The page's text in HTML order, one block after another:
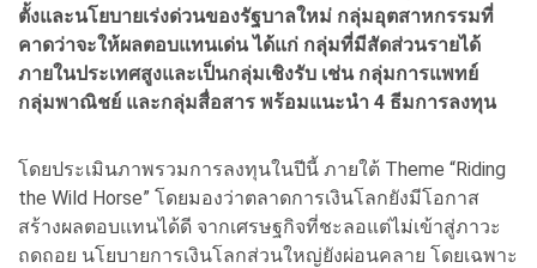
ตั้งและนโยบายเร่งด่วนของรัฐบาลใหม่ กลุ่มอุตสาหกรรมที่
คาดว่าจะให้ผลตอบแทนเด่น ได้แก่ กลุ่มที่มีสัดส่วนรายได้
ภายในประเทศสูงและเป็นกลุ่มเชิงรับ เช่น กลุ่มการแพทย์
กลุ่มพาณิชย์ และกลุ่มสื่อสาร พร้อมแนะนำ 4 ธีมการลงทุน
โดยประเมินภาพรวมการลงทุนในปีนี้ ภายใต้ Theme “Riding
the Wild Horse” โดยมองว่าตลาดการเงินโลกยังมีโอกาส
สร้างผลตอบแทนได้ดี จากเศรษฐกิจที่ชะลอแต่ไม่เข้าสู่ภาวะ
ถดถอย นโยบายการเงินโลกส่วนใหญ่ยังผ่อนคลาย โดยเฉพาะ